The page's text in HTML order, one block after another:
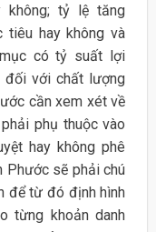
không; tỷ lệ tăng
tiêu hay không và
có tỷ suất lợi
đối với chất lượng
cần xem xét về
phụ thuộc vào
hay không phê
Phước sẽ phải chú
để từ đó định hình
từng khoản danh